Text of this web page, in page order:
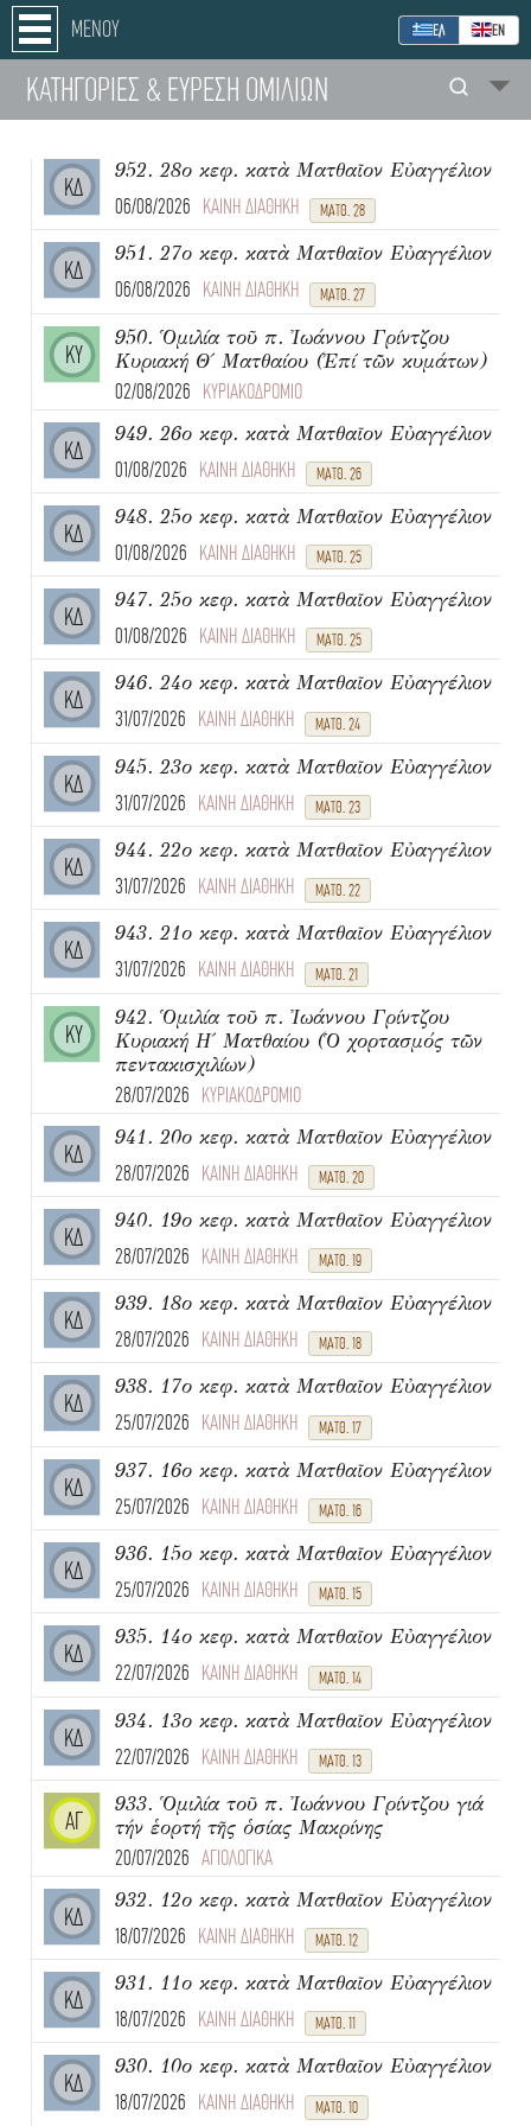
ΜΕΝΟΥ ΕΛ ΕΝ
ΚΑΤΗΓΟΡΙΕΣ & ΕΥΡΕΣΗ ΟΜΙΛΙΩΝ
ΚΔ
952. 28ο κεφ. κατὰ Ματθαῖον Εὐαγγέλιον
06/08/2026 ΚΑΙΝΗ ΔΙΑΘΗΚΗ ΜΑΤΘ. 28
ΚΔ
951. 27ο κεφ. κατὰ Ματθαῖον Εὐαγγέλιον
06/08/2026 ΚΑΙΝΗ ΔΙΑΘΗΚΗ ΜΑΤΘ. 27
ΚΥ
950. Ὁμιλία τοῦ π. Ἰωάννου Γρίντζου
Κυριακή Θ΄ Ματθαίου (Ἐπί τῶν κυμάτων)
02/08/2026 ΚΥΡΙΑΚΟΔΡΟΜΙΟ
ΚΔ
949. 26ο κεφ. κατὰ Ματθαῖον Εὐαγγέλιον
01/08/2026 ΚΑΙΝΗ ΔΙΑΘΗΚΗ ΜΑΤΘ. 26
ΚΔ
948. 25ο κεφ. κατὰ Ματθαῖον Εὐαγγέλιον
01/08/2026 ΚΑΙΝΗ ΔΙΑΘΗΚΗ ΜΑΤΘ. 25
ΚΔ
947. 25ο κεφ. κατὰ Ματθαῖον Εὐαγγέλιον
01/08/2026 ΚΑΙΝΗ ΔΙΑΘΗΚΗ ΜΑΤΘ. 25
ΚΔ
946. 24ο κεφ. κατὰ Ματθαῖον Εὐαγγέλιον
31/07/2026 ΚΑΙΝΗ ΔΙΑΘΗΚΗ ΜΑΤΘ. 24
ΚΔ
945. 23ο κεφ. κατὰ Ματθαῖον Εὐαγγέλιον
31/07/2026 ΚΑΙΝΗ ΔΙΑΘΗΚΗ ΜΑΤΘ. 23
ΚΔ
944. 22ο κεφ. κατὰ Ματθαῖον Εὐαγγέλιον
31/07/2026 ΚΑΙΝΗ ΔΙΑΘΗΚΗ ΜΑΤΘ. 22
ΚΔ
943. 21ο κεφ. κατὰ Ματθαῖον Εὐαγγέλιον
31/07/2026 ΚΑΙΝΗ ΔΙΑΘΗΚΗ ΜΑΤΘ. 21
ΚΥ
942. Ὁμιλία τοῦ π. Ἰωάννου Γρίντζου
Κυριακή Η΄ Ματθαίου (Ὁ χορτασμός τῶν
πεντακισχιλίων)
28/07/2026 ΚΥΡΙΑΚΟΔΡΟΜΙΟ
ΚΔ
941. 20ο κεφ. κατὰ Ματθαῖον Εὐαγγέλιον
28/07/2026 ΚΑΙΝΗ ΔΙΑΘΗΚΗ ΜΑΤΘ. 20
ΚΔ
940. 19ο κεφ. κατὰ Ματθαῖον Εὐαγγέλιον
28/07/2026 ΚΑΙΝΗ ΔΙΑΘΗΚΗ ΜΑΤΘ. 19
ΚΔ
939. 18ο κεφ. κατὰ Ματθαῖον Εὐαγγέλιον
28/07/2026 ΚΑΙΝΗ ΔΙΑΘΗΚΗ ΜΑΤΘ. 18
ΚΔ
938. 17ο κεφ. κατὰ Ματθαῖον Εὐαγγέλιον
25/07/2026 ΚΑΙΝΗ ΔΙΑΘΗΚΗ ΜΑΤΘ. 17
ΚΔ
937. 16ο κεφ. κατὰ Ματθαῖον Εὐαγγέλιον
25/07/2026 ΚΑΙΝΗ ΔΙΑΘΗΚΗ ΜΑΤΘ. 16
ΚΔ
936. 15ο κεφ. κατὰ Ματθαῖον Εὐαγγέλιον
25/07/2026 ΚΑΙΝΗ ΔΙΑΘΗΚΗ ΜΑΤΘ. 15
ΚΔ
935. 14ο κεφ. κατὰ Ματθαῖον Εὐαγγέλιον
22/07/2026 ΚΑΙΝΗ ΔΙΑΘΗΚΗ ΜΑΤΘ. 14
ΚΔ
934. 13ο κεφ. κατὰ Ματθαῖον Εὐαγγέλιον
22/07/2026 ΚΑΙΝΗ ΔΙΑΘΗΚΗ ΜΑΤΘ. 13
ΑΓ
933. Ὁμιλία τοῦ π. Ἰωάννου Γρίντζου γιά
τήν ἑορτή τῆς ὁσίας Μακρίνης
20/07/2026 ΑΓΙΟΛΟΓΙΚΑ
ΚΔ
932. 12ο κεφ. κατὰ Ματθαῖον Εὐαγγέλιον
18/07/2026 ΚΑΙΝΗ ΔΙΑΘΗΚΗ ΜΑΤΘ. 12
ΚΔ
931. 11ο κεφ. κατὰ Ματθαῖον Εὐαγγέλιον
18/07/2026 ΚΑΙΝΗ ΔΙΑΘΗΚΗ ΜΑΤΘ. 11
ΚΔ
930. 10ο κεφ. κατὰ Ματθαῖον Εὐαγγέλιον
18/07/2026 ΚΑΙΝΗ ΔΙΑΘΗΚΗ ΜΑΤΘ. 10